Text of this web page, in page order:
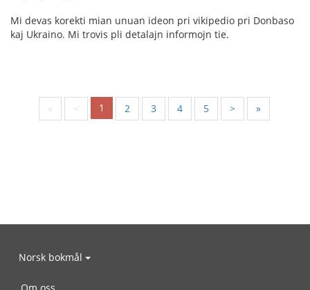
Mi devas korekti mian unuan ideon pri vikipedio pri Donbaso
kaj Ukraino. Mi trovis pli detalajn informojn tie.
« < 1 2 3 4 5 > »
Norsk bokmål
Om oss